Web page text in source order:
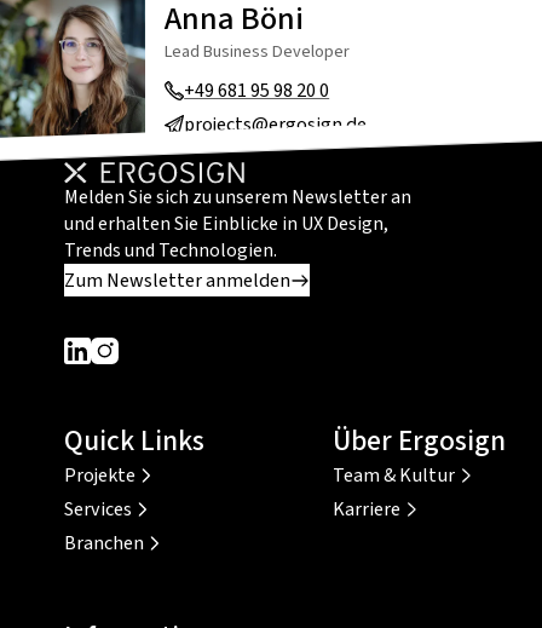
Anna Böni
Lead Business Developer
+49 681 95 98 20 0
projects@ergosign.de
Melden Sie sich zu unserem Newsletter an
und erhalten Sie Einblicke in UX Design,
Trends und Technologien.
Zum Newsletter anmelden
Dieser Link führt zu einer externen Seite
Dieser Link führt zu einer externen Seite
Quick Links
Projekte
Services
Branchen
Über Ergosign
Team & Kultur
Karriere